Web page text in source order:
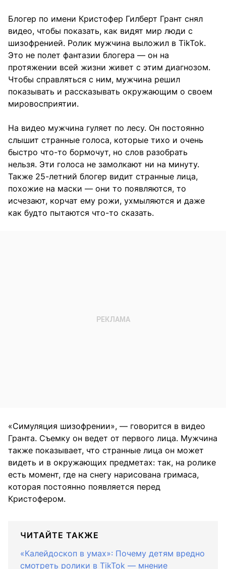
Блогер по имени Кристофер Гилберт Грант снял
видео, чтобы показать, как видят мир люди с
шизофренией. Ролик мужчина выложил в TikTok.
Это не полет фантазии блогера — он на
протяжении всей жизни живет с этим диагнозом.
Чтобы справляться с ним, мужчина решил
показывать и рассказывать окружающим о своем
мировосприятии.
На видео мужчина гуляет по лесу. Он постоянно
слышит странные голоса, которые тихо и очень
быстро что-то бормочут, но слов разобрать
нельзя. Эти голоса не замолкают ни на минуту.
Также 25-летний блогер видит странные лица,
похожие на маски — они то появляются, то
исчезают, корчат ему рожи, ухмыляются и даже
как будто пытаются что-то сказать.
«Симуляция шизофрении», — говорится в видео
Гранта. Съемку он ведет от первого лица. Мужчина
также показывает, что странные лица он может
видеть и в окружающих предметах: так, на ролике
есть момент, где на снегу нарисована гримаса,
которая постоянно появляется перед
Кристофером.
ЧИТАЙТЕ ТАКЖЕ
«Калейдоскоп в умах»: Почему детям вредно
смотреть ролики в TikTok — мнение